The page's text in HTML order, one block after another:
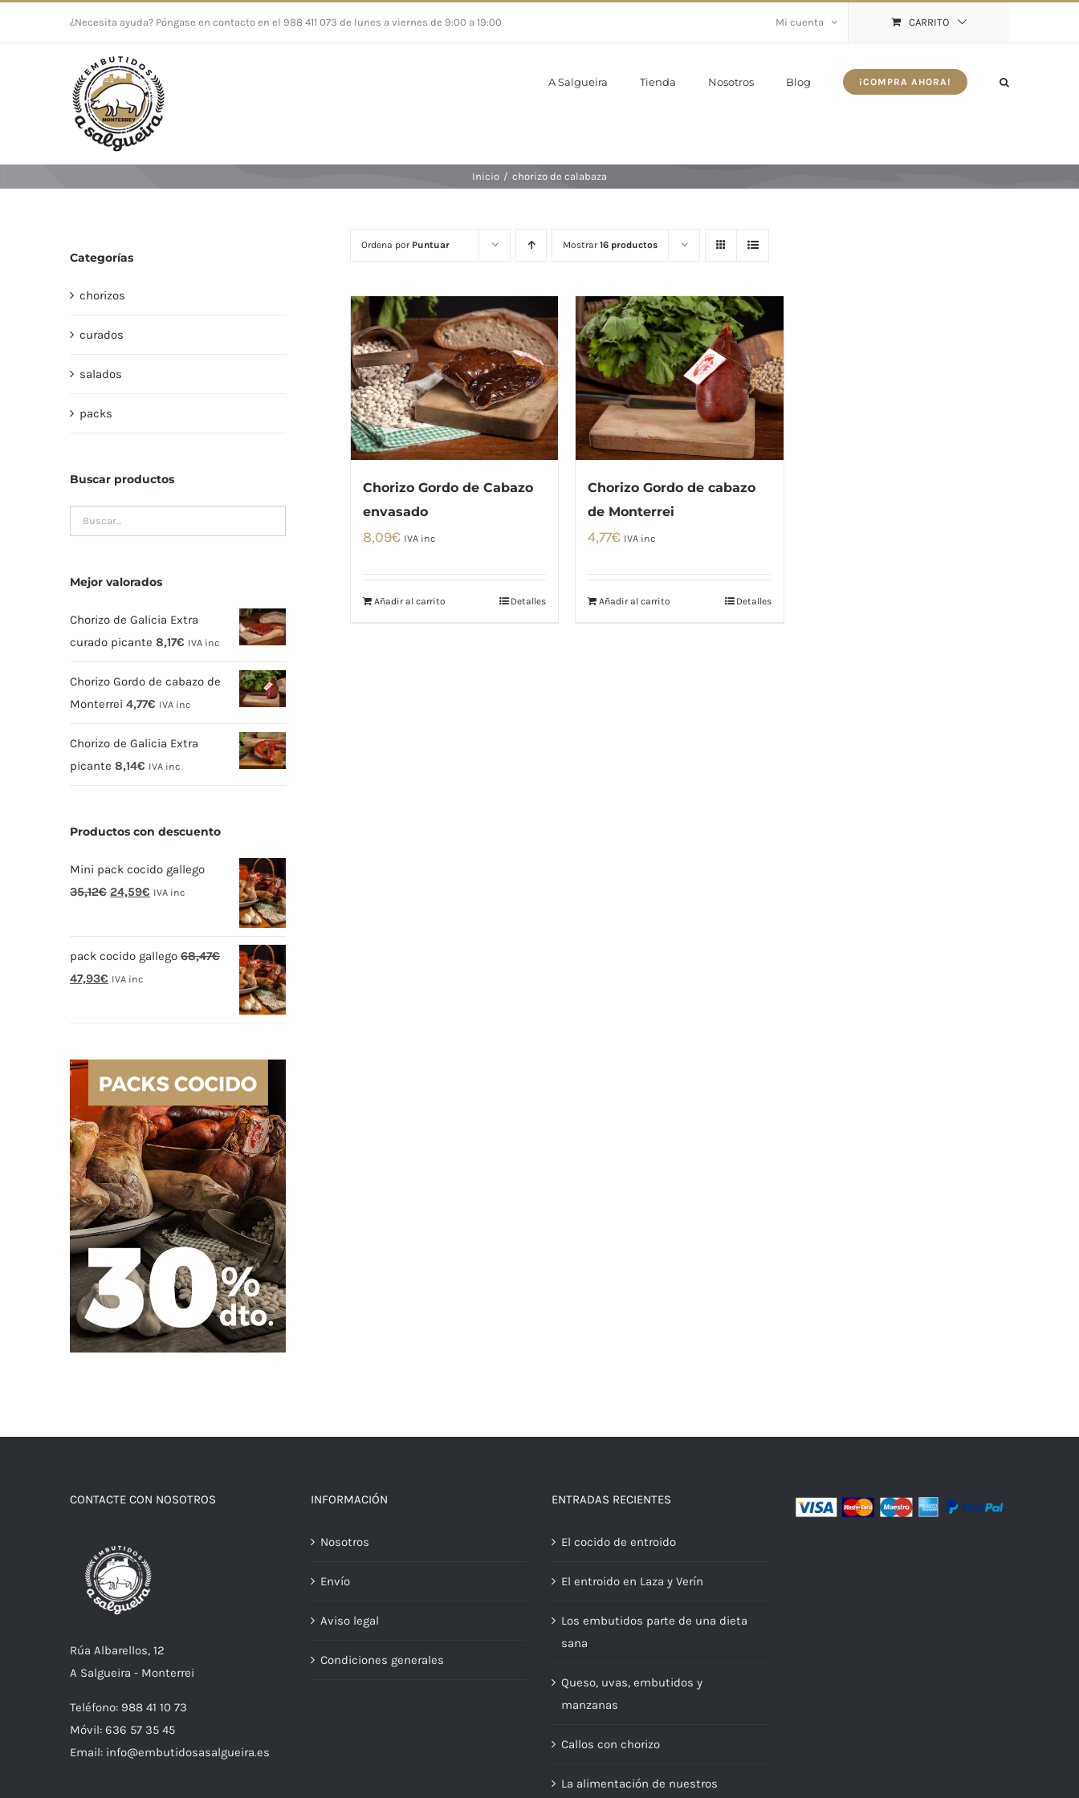
¿Necesita ayuda? Póngase en contacto en el 988 411 073 de lunes a viernes de 9:00 a 19:00 Mi cuenta CARRITO
A Salgueira Tienda Nosotros Blog ¡COMPRA AHORA!
Inicio / chorizo de calabaza
Ordena por Puntuar Mostrar16 productos
Chorizo Gordo de Cabazo
envasado
8,09€ IVA inc
Añadir al carrito Detalles
Chorizo Gordo de cabazo
de Monterrei
4,77€ IVA inc
Añadir al carrito Detalles
Categorías
chorizos
curados
salados
packs
Buscar productos
Mejor valorados
Chorizo de Galicia Extra
curado picante 8,17€ IVA inc
Chorizo Gordo de cabazo de
Monterrei 4,77€ IVA inc
Chorizo de Galicia Extra
picante 8,14€ IVA inc
Productos con descuento
Mini pack cocido gallego
35,12€ El
era:
35,12€.
24,59€ El
es:
IVA inc
pack cocido gallego 68,47€
El
68,47€.
47,93€ El
IVA inc
CONTACTE CON NOSOTROS
Rúa Albarellos, 12
A Salgueira - Monterrei
Teléfono: 988 41 10 73
Móvil: 636 57 35 45
Email: info@embutidosasalgueira.es
INFORMACIÓN
Nosotros
Envío
Aviso legal
Condiciones generales
ENTRADAS RECIENTES
El cocido de entroido
El entroido en Laza y Verín
Los embutidos parte de una dieta
sana
Queso, uvas, embutidos y
manzanas
Callos con chorizo
La alimentación de nuestros